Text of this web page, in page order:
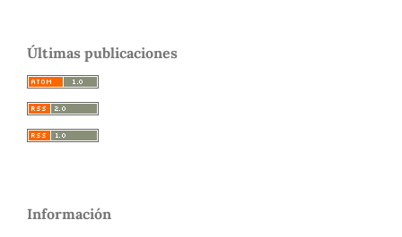
Últimas publicaciones
Información